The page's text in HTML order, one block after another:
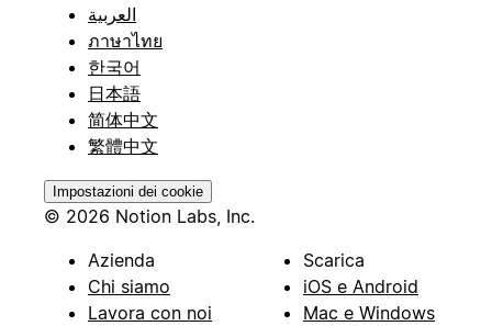
العربية
ภาษาไทย
한국어
日本語
简体中文
繁體中文
Impostazioni dei cookie
© 2026 Notion Labs, Inc.
Azienda
Chi siamo
Lavora con noi
Scarica
iOS e Android
Mac e Windows